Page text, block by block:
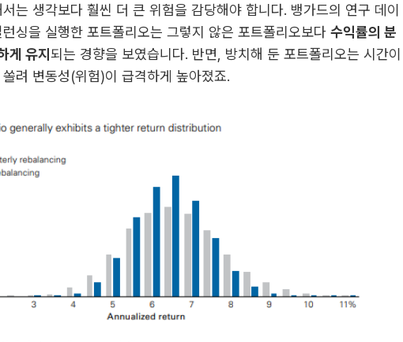
는 생각보다 훨씬 더 큰 위험을 감당해야 합니다. 뱅가드의 연구 데이
싱을 실행한 포트폴리오는 그렇지 않은 포트폴리오보다 수익률의 분
게 유지 되는 경향을 보였습니다. 반면, 방치해 둔 포트폴리오는 시간이
려 변동성(위험)이 급격하게 높아졌죠.